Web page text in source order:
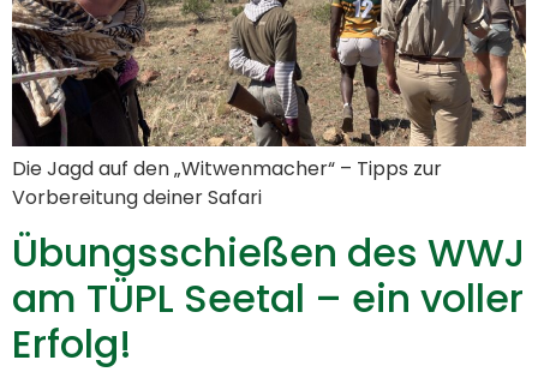
Die Jagd auf den „Witwenmacher“ – Tipps zur
Vorbereitung deiner Safari
Übungsschießen des WWJ
am TÜPL Seetal – ein voller
Erfolg!